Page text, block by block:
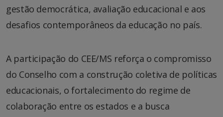
gestão democrática, avaliação educacional e aos
desafios contemporâneos da educação no país.
A participação do CEE/MS reforça o compromisso
do Conselho com a construção coletiva de políticas
educacionais, o fortalecimento do regime de
colaboração entre os estados e a busca